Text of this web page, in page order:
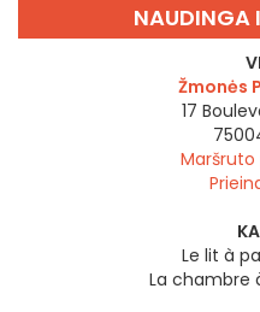
NAUDINGA
Žmonės
17
Le lit à
La chambre